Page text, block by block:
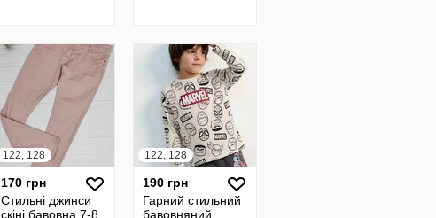
122, 128
170 грн
Стильні джинси
скіні бавовна 7-8
122, 128
190 грн
Гарний стильний
бавовняний